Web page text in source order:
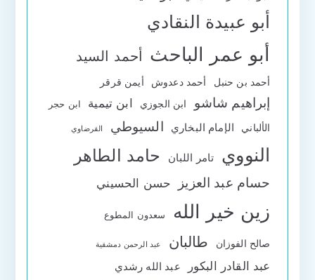
أبو عبيدة النقادي
أبو عمر الباحث أحمد السيد
أحمد بن حنبل أحمد دعدوش أيمن قرقر
إبراهيم شاشو ابن الجوزي ابن تيمية ابن حجر
الألباني الإمام البخاري السيوطي القرضاوي
النووي تامر اللبان حامد الطاهر
حسام عبد العزيز حسن الحسيني
زين خير الله سعدون المطوع
صالح الفوزان طالبان عبد الرحمن دمشقية
عبد القادر البكور عبد الله رشدي